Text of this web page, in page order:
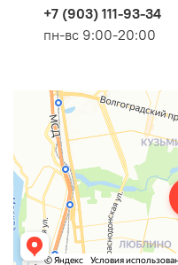
+7 (903) 111-93-34
пн-вс 9:00-20:00